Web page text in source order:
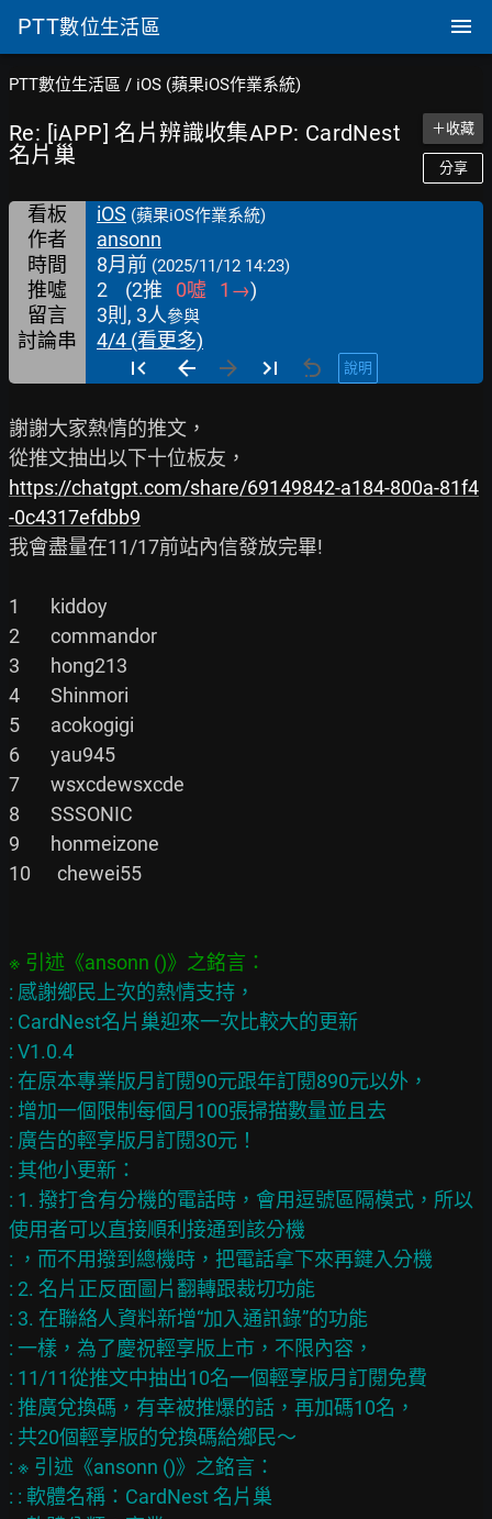
PTT數位生活區
PTT數位生活區 / iOS (蘋果iOS作業系統)
Re: [iAPP] 名片辨識收集APP: CardNest
名片巢
＋收藏
分享
看板 iOS (蘋果iOS作業系統)
作者
ansonn
時間
8月前 (2025/11/12 14:23)
推噓 2 (2推 0噓 1 →)
留言
3則, 3人參與
討論串 4/4 (看更多)
說明
謝謝大家熱情的推文，
https://chatgpt.com/share/69149842-a184-800a-81f4
-0c4317efdbb9
我會盡量在11/17前站內信發放完畢!
1       kiddoy
2       commandor
3       hong213
4       Shinmori
5       acokogigi
6       yau945
7       wsxcdewsxcde
8       SSSONIC
9       honmeizone
10      chewei55
: 感謝鄉民上次的熱情支持，
: CardNest名片巢迎來一次比較大的更新
: V1.0.4
: 在原本專業版月訂閱90元跟年訂閱890元以外，
: 增加一個限制每個月100張掃描數量並且去
: 廣告的輕享版月訂閱30元！
: 其他小更新：
: 1. 撥打含有分機的電話時，會用逗號區隔模式，所以
使用者可以直接順利接通到該分機
: ，而不用撥到總機時，把電話拿下來再鍵入分機
: 2. 名片正反面圖片翻轉跟裁切功能
: 3. 在聯絡人資料新增“加入通訊錄”的功能
: 一樣，為了慶祝輕享版上市，不限內容，
: 11/11從推文中抽出10名一個輕享版月訂閱免費
: 推廣兌換碼，有幸被推爆的話，再加碼10名，
: 共20個輕享版的兌換碼給鄉民～
: ※ 引述《ansonn ()》之銘言：
: : 軟體名稱：CardNest 名片巢